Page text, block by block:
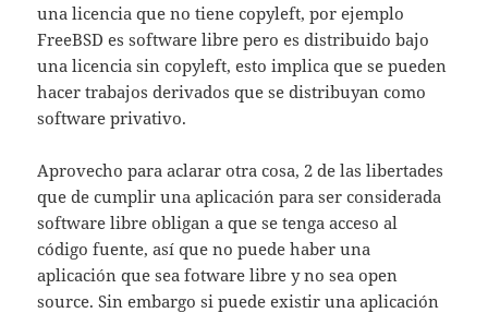
una licencia que no tiene copyleft, por ejemplo
FreeBSD es software libre pero es distribuido bajo
una licencia sin copyleft, esto implica que se pueden
hacer trabajos derivados que se distribuyan como
software privativo.
Aprovecho para aclarar otra cosa, 2 de las libertades
que de cumplir una aplicación para ser considerada
software libre obligan a que se tenga acceso al
código fuente, así que no puede haber una
aplicación que sea fotware libre y no sea open
source. Sin embargo si puede existir una aplicación